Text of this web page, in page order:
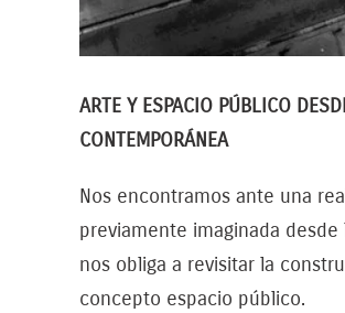
ARTE Y ESPACIO PÚBLICO
CONTEMPORÁNEA
Nos encontramos ante una
previamente imaginada
nos obliga a revisitar la
concepto espacio público.